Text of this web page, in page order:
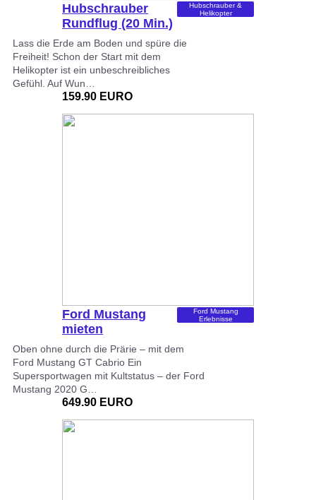
Hubschrauber
Rundflug (20 Min.)
Hubschrauber &
Helikopter
Lass die Erde am Boden und spüre die
Freiheit! Schon der Start mit dem
Helikopter ist ein unbeschreibliches
Gefühl. Auf Wun…
159.90 EURO
Ford Mustang
mieten
Wochenende (3…
Ford Mustang
Erlebnisse
Oben ohne durch die Prärie – mit dem
Ford Mustang GT Cabrio Ein
Supersportwagen mit Kultstatus – der Ford
Mustang 2020 G…
649.90 EURO